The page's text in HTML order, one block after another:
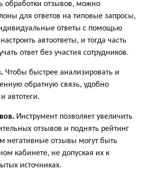
обработки отзывов, можно
для ответов на типовые запросы,
ответы с помощью
автоответы, и тогда часть
ответ без участия сотрудников.
Чтобы быстрее анализировать и
обратную связь, удобно
автотеги.
Инструмент позволяет увеличить
отзывов и поднять рейтинг
негативные отзывы могут быть
кабинете, не допуская их к
источниках.